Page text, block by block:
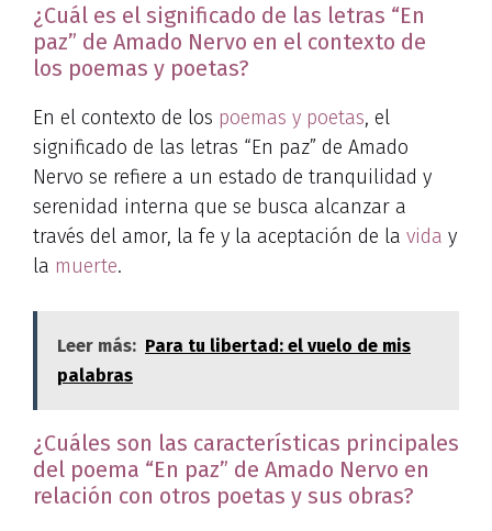
¿Cuál es el significado de las letras “En
paz” de Amado Nervo en el contexto de
los poemas y poetas?
En el contexto de los poemas y poetas, el
significado de las letras “En paz” de Amado
Nervo se refiere a un estado de tranquilidad y
serenidad interna que se busca alcanzar a
través del amor, la fe y la aceptación de la vida y
la muerte.
Leer más: Para tu libertad: el vuelo de mis
palabras
¿Cuáles son las características principales
del poema “En paz” de Amado Nervo en
relación con otros poetas y sus obras?